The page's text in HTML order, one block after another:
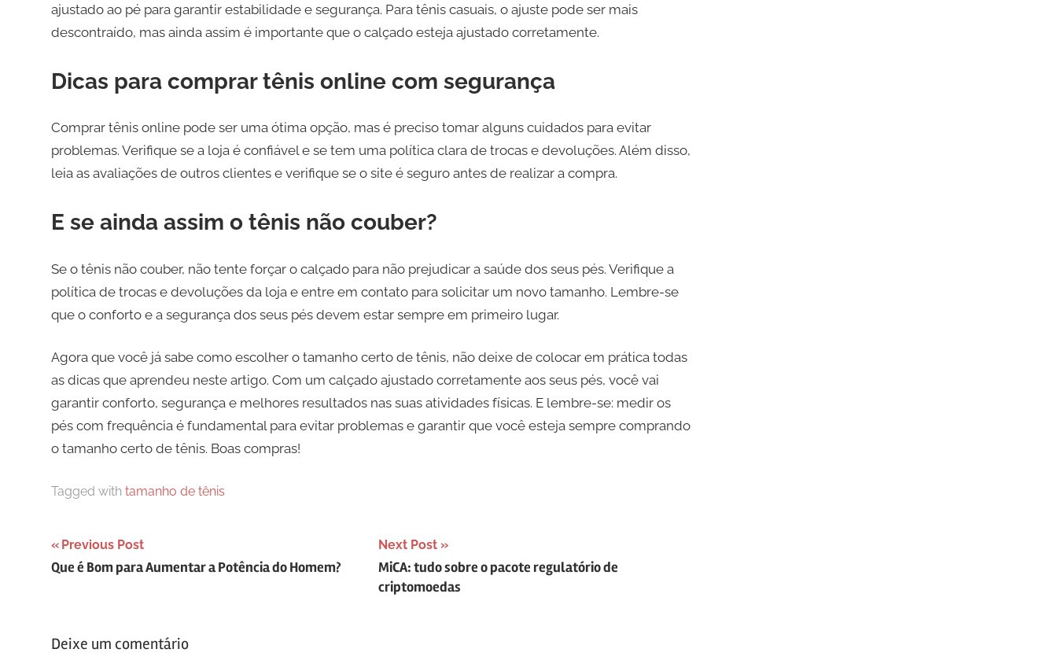
ajustado ao pé para garantir estabilidade e segurança. Para tênis casuais, o ajuste pode ser mais
descontraído, mas ainda assim é importante que o calçado esteja ajustado corretamente.
Dicas para comprar tênis online com segurança
Comprar tênis online pode ser uma ótima opção, mas é preciso tomar alguns cuidados para evitar
problemas. Verifique se a loja é confiável e se tem uma política clara de trocas e devoluções. Além disso,
leia as avaliações de outros clientes e verifique se o site é seguro antes de realizar a compra.
E se ainda assim o tênis não couber?
Se o tênis não couber, não tente forçar o calçado para não prejudicar a saúde dos seus pés. Verifique a
política de trocas e devoluções da loja e entre em contato para solicitar um novo tamanho. Lembre-se
que o conforto e a segurança dos seus pés devem estar sempre em primeiro lugar.
Agora que você já sabe como escolher o tamanho certo de tênis, não deixe de colocar em prática todas
as dicas que aprendeu neste artigo. Com um calçado ajustado corretamente aos seus pés, você vai
garantir conforto, segurança e melhores resultados nas suas atividades físicas. E lembre-se: medir os
pés com frequência é fundamental para evitar problemas e garantir que você esteja sempre comprando
o tamanho certo de tênis. Boas compras!
Tagged with tamanho de tênis
Navegação
de
Previous Post
Que é Bom para Aumentar a Potência do Homem?
Next Post
MiCA: tudo sobre o pacote regulatório de
criptomoedas
Deixe um comentário